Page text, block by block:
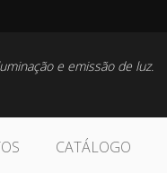
e emissão de luz.
CATÁLOGO